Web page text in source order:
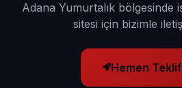
Adana Yumurtalık bölgesinde
sitesi için bizimle
Hemen